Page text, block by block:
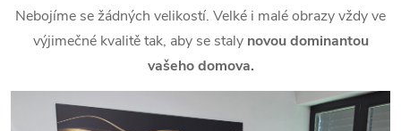
Nebojíme se žádných velikostí. Velké i malé obrazy vždy ve
výjimečné kvalitě tak, aby se staly novou dominantou
vašeho domova.